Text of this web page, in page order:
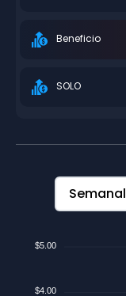
Beneficio
SOLO
Semanal
$5.00
$4.00